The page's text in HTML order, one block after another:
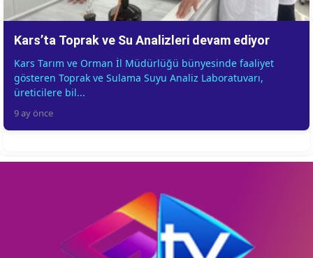
Kars’ta Toprak ve Su Analizleri devam ediyor
Kars Tarım ve Orman İl Müdürlüğü bünyesinde faaliyet
gösteren Toprak ve Sulama Suyu Analiz Laboratuvarı,
üreticilere bil...
9 ay önce